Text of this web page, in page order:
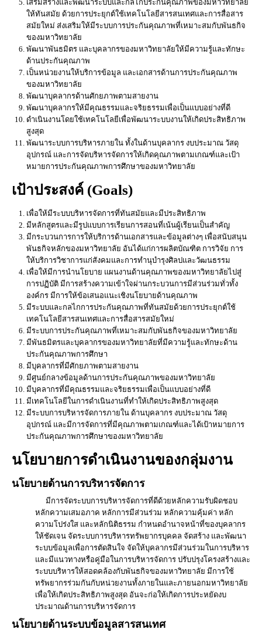
เสริมสร้างและพัฒนาระบบและกลไกประกันคุณภาพของมหาวิทยาลัย
ให้ทันสมัย ด้วยการประยุกต์ใช้เทคโนโลยีสารสนเทศและการสื่อสาร
สมัยใหม่ ส่งเสริมให้มีระบบการประกันคุณภาพที่เหมาะสมกับพันธกิจ
ของมหาวิทยาลัย
พัฒนาพันธมิตร และบุคลากรของมหาวิทยาลัยให้มีความรู้และทักษะ
ด้านประกันคุณภาพ
เป็นหน่วยงานให้บริการข้อมูล และเอกสารด้านการประกันคุณภาพ
ของมหาวิทยาลัย
พัฒนาบุคลากรด้านศักยภาพตามสายงาน
พัฒนาบุคลากรให้มีคุณธรรมและจริยธรรมเพื่อเป็นแบบอย่างที่ดี
ดำเนินงานโดยใช้เทคโนโลยีเพื่อพัฒนาระบบงานให้เกิดประสิทธิภาพ
สูงสุด
พัฒนาระบบการบริหารภายใน ทั้งในด้านบุคลากร งบประมาณ วัสดุ
อุปกรณ์ และการจัดบริหารจัดการให้เกิดคุณภาพตามเกณฑ์และเป้า
หมายการประกันคุณภาพการศึกษาของมหาวิทยาลัย
เป้าประสงค์ (Goals)
เพื่อให้มีระบบบริหารจัดการที่ทันสมัยและมีประสิทธิภาพ
มีหลักสูตรและมีรูปแบบการเรียนการสอนที่เน้นผู้เรียนเป็นสำคัญ
มีกระบวนการการให้บริการด้านเอกสารและข้อมูลต่างๆ เพื่อสนับสนุน
พันธกิจหลักของมหาวิทยาลัย อันได้แก่การผลิตบัณฑิต การวิจัย การ
ให้บริการวิชาการแก่สังคมและการทำนุบำรุงศิลปและวัฒนธรรม
เพื่อให้มีการนำนโยบาย แผนงานด้านคุณภาพของมหาวิทยาลัยไปสู่
การปฏิบัติ มีการสร้างความเข้าใจผ่านกระบวนการมีส่วนร่วมทั่วทั้ง
องค์กร มีการให้ข้อเสนอแนะเชิงนโยบายด้านคุณภาพ
มีระบบและกลไกการประกันคุณภาพที่ทันสมัยด้วยการประยุกต์ใช้
เทคโนโลยีสารสนเทศและการสื่อสารสมัยใหม่
มีระบบการประกันคุณภาพที่เหมาะสมกับพันธกิจของมหาวิทยาลัย
มีพันธมิตรและบุคลากรของมหาวิทยาลัยที่มีความรู้และทักษะด้าน
ประกันคุณภาพการศึกษา
มีบุคลากรที่มีศักยภาพตามสายงาน
มีศูนย์กลางข้อมูลด้านการประกันคุณภาพของมหาวิทยาลัย
มีบุคลากรที่มีคุณธรรมและจริยธรรมเพื่อเป็นแบบอย่างที่ดี
มีเทคโนโลยีในการดำเนินงานที่ทำให้เกิดประสิทธิภาพสูงสุด
มีระบบการบริหารจัดการภายใน ด้านบุคลากร งบประมาณ วัสดุ
อุปกรณ์ และมีการจัดการที่มีคุณภาพตามเกณฑ์และได้เป้าหมายการ
ประกันคุณภาพการศึกษาของมหาวิทยาลัย
นโยบายการดำเนินงานของกลุ่มงาน
นโยบายด้านการบริหารจัดการ
มีการจัดระบบการบริหารจัดการที่ดีด้วยหลักความรับผิดชอบ
หลักความเสมอภาค หลักการมีส่วนร่วม หลักความคุ้มค่า หลัก
ความโปร่งใส และหลักนิติธรรม กำหนดอำนาจหน้าที่ของบุคลากร
ให้ชัดเจน จัดระบบการบริหารทรัพยากรบุคคล จัดสร้าง และพัฒนา
ระบบข้อมูลเพื่อการตัดสินใจ จัดให้บุคลากรมีส่วนร่วมในการบริหาร
และมีแนวทางหรือคู่มือในการบริหารจัดการ ปรับปรุงโครงสร้างและ
ระบบบริหารให้สอดคล้องกับพันธกิจของมหาวิทยาลัย มีการใช้
ทรัพยากรร่วมกันกับหน่วยงานทั้งภายในและภายนอกมหาวิทยาลัย
เพื่อให้เกิดประสิทธิภาพสูงสุด อันจะก่อให้เกิดการประหยัดงบ
ประมาณด้านการบริหารจัดการ
นโยบายด้านระบบข้อมูลสารสนเทศ